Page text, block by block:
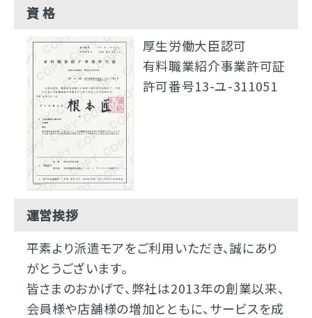
資 格
厚生労働大臣認可
有料職業紹介事業許可証
許可番号13-ユ-311051
運営挨拶
平素より派遣モアをご利用いただき、誠にあり
がとうございます。
皆さまのおかげで、弊社は2013年の創業以来、
会員様や店舗様の増加とともに、サービスを成